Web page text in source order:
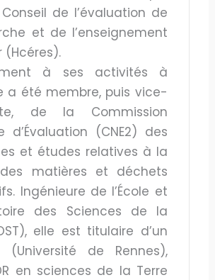
de l’évaluation de
et de l’enseignement
(Hcéres).
à ses activités à
a été membre, puis vice-
de la Commission
d’Évaluation (CNE2) des
et études relatives à la
matières et déchets
Ingénieure de l’École et
des Sciences de la
elle est titulaire d’un
(Université de Rennes),
en sciences de la Terre